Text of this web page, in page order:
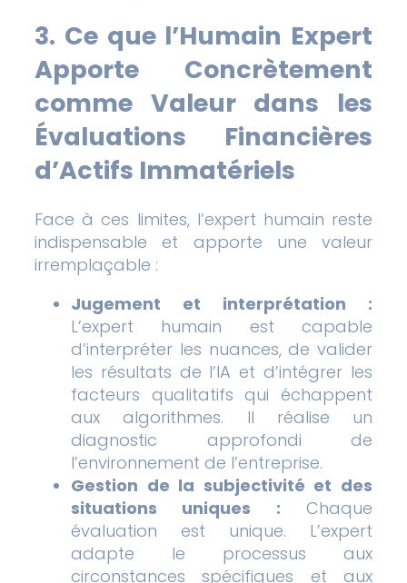
3. Ce que l’Humain Expert
Apporte Concrètement
comme Valeur dans les
Évaluations Financières
d’Actifs Immatériels
Face à ces limites, l’expert humain reste
indispensable et apporte une valeur
irremplaçable :
Jugement et interprétation :
L’expert humain est capable
d’interpréter les nuances, de valider
les résultats de l’IA et d’intégrer les
facteurs qualitatifs qui échappent
aux algorithmes. Il réalise un
diagnostic approfondi de
l’environnement de l’entreprise.
Gestion de la subjectivité et des
situations uniques : Chaque
évaluation est unique. L’expert
adapte le processus aux
circonstances spécifiques et aux